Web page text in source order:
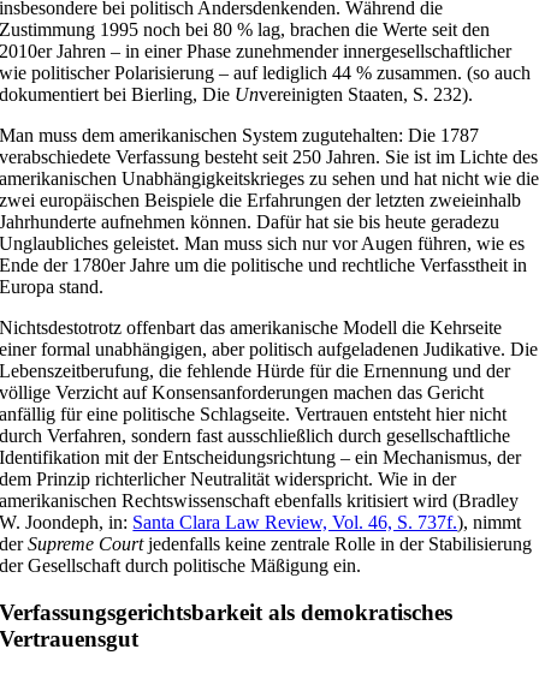
insbesondere bei politisch Andersdenkenden. Während die
Zustimmung 1995 noch bei 80 % lag, brachen die Werte seit den
2010er Jahren – in einer Phase zunehmender innergesellschaftlicher
wie politischer Polarisierung – auf lediglich 44 % zusammen. (so auch
dokumentiert bei Bierling, Die Unvereinigten Staaten, S. 232).
Man muss dem amerikanischen System zugutehalten: Die 1787
verabschiedete Verfassung besteht seit 250 Jahren. Sie ist im Lichte des
amerikanischen Unabhängigkeitskrieges zu sehen und hat nicht wie die
zwei europäischen Beispiele die Erfahrungen der letzten zweieinhalb
Jahrhunderte aufnehmen können. Dafür hat sie bis heute geradezu
Unglaubliches geleistet. Man muss sich nur vor Augen führen, wie es
Ende der 1780er Jahre um die politische und rechtliche Verfasstheit in
Europa stand.
Nichtsdestotrotz offenbart das amerikanische Modell die Kehrseite
einer formal unabhängigen, aber politisch aufgeladenen Judikative. Die
Lebenszeitberufung, die fehlende Hürde für die Ernennung und der
völlige Verzicht auf Konsensanforderungen machen das Gericht
anfällig für eine politische Schlagseite. Vertrauen entsteht hier nicht
durch Verfahren, sondern fast ausschließlich durch gesellschaftliche
Identifikation mit der Entscheidungsrichtung – ein Mechanismus, der
dem Prinzip richterlicher Neutralität widerspricht. Wie in der
amerikanischen Rechtswissenschaft ebenfalls kritisiert wird (Bradley
W. Joondeph, in: Santa Clara Law Review, Vol. 46, S. 737f.), nimmt
derSupreme Courtjedenfalls keine zentrale Rolle in der Stabilisierung
der Gesellschaft durch politische Mäßigung ein.
Verfassungsgerichtsbarkeit als demokratisches
Vertrauensgut